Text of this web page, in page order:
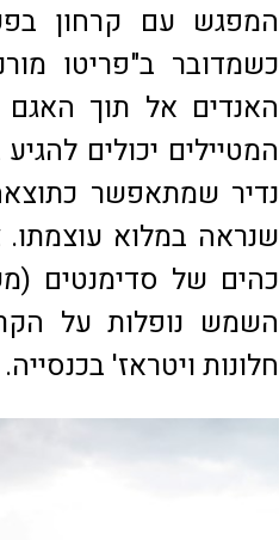
המפגש עם קרחון
כשמדובר ב"פריטו
האנדים אל תוך האגם
המטיילים יכולים
נדיר שמתאפשר
שנראה במלוא עוצמתו.
כהים של סדימנטים
השמש נופלות על
חלונות ויטראז' בכנסייה.